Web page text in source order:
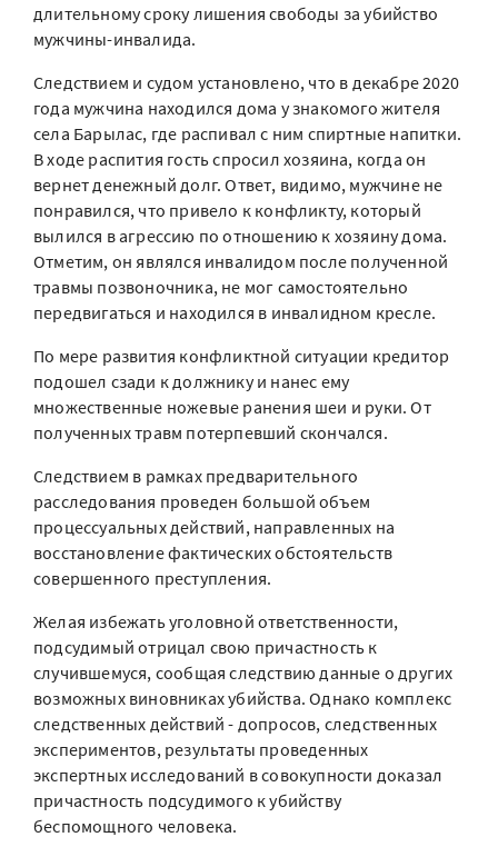
длительному сроку лишения свободы за убийство
мужчины-инвалида.
Следствием и судом установлено, что в декабре 2020
года мужчина находился дома у знакомого жителя
села Барылас, где распивал с ним спиртные напитки.
В ходе распития гость спросил хозяина, когда он
вернет денежный долг. Ответ, видимо, мужчине не
понравился, что привело к конфликту, который
вылился в агрессию по отношению к хозяину дома.
Отметим, он являлся инвалидом после полученной
травмы позвоночника, не мог самостоятельно
передвигаться и находился в инвалидном кресле.
По мере развития конфликтной ситуации кредитор
подошел сзади к должнику и нанес ему
множественные ножевые ранения шеи и руки. От
полученных травм потерпевший скончался.
Следствием в рамках предварительного
расследования проведен большой объем
процессуальных действий, направленных на
восстановление фактических обстоятельств
совершенного преступления.
Желая избежать уголовной ответственности,
подсудимый отрицал свою причастность к
случившемуся, сообщая следствию данные о других
возможных виновниках убийства. Однако комплекс
следственных действий - допросов, следственных
экспериментов, результаты проведенных
экспертных исследований в совокупности доказал
причастность подсудимого к убийству
беспомощного человека.